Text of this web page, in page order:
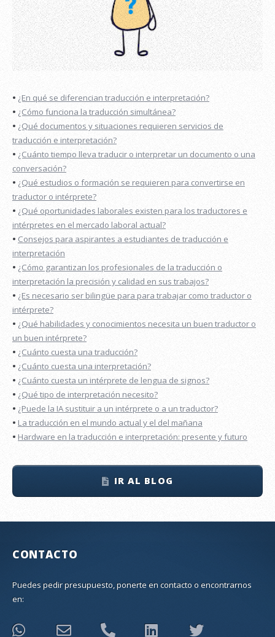
• ¿En qué se diferencian traducción e interpretación?
• ¿Cómo funciona la traducción simultánea?
• ¿Qué documentos y situaciones requieren servicios de
traducción e interpretación?
• ¿Cuánto tiempo lleva traducir o interpretar un documento o una
conversación?
• ¿Qué estudios o formación se requieren para convertirse en
traductor o intérprete?
• ¿Qué oportunidades laborales existen para los traductores e
intérpretes en el mercado laboral actual?
• Consejos para aspirantes a estudiantes de traducción e
interpretación
• ¿Cómo garantizan los profesionales de la traducción o
interpretación la precisión y calidad en sus trabajos?
• ¿Es necesario ser bilingüe para para trabajar como traductor o
intérprete?
• ¿Qué habilidades y conocimientos necesita un buen traductor o
un buen intérprete?
• ¿Cuánto cuesta una traducción?
• ¿Cuánto cuesta una interpretación?
• ¿Cuánto cuesta un intérprete de lengua de signos?
• ¿Qué tipo de interpretación necesito?
• ¿Puede la IA sustituir a un intérprete o a un traductor?
• La traducción en el mundo actual y el del mañana
• Hardware en la traducción e interpretación: presente y futuro
IR AL BLOG
CONTACTO
Puedes pedir presupuesto, ponerte en contacto o encontrarnos
en: